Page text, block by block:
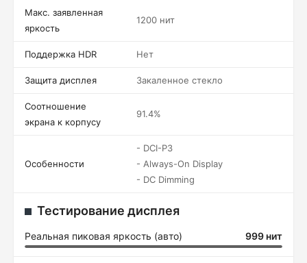
Макс. заявленная
яркость
1200 нит
Поддержка HDR Нет
Защита дисплея Закаленное стекло
Соотношение
экрана к корпусу
91.4%
Особенности
- DCI-P3
- Always-On Display
- DC Dimming
Тестирование дисплея
Реальная пиковая яркость (авто) 999 нит